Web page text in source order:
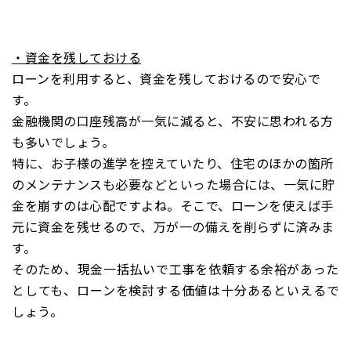
・資金を残しておける
ローンを利用すると、資金を残しておけるので安心で
す。
金融機関の口座残高が一気に減ると、不安に思われる方
も多いでしょう。
特に、お子様の進学を控えていたり、住宅のほかの箇所
のメンテナンスも必要などといった場合には、一気に貯
金を崩すのは心配ですよね。そこで、ローンを使えば手
元に資金を残せるので、万が一の備えを削らずに済みま
す。
そのため、現金一括払いで工事を依頼する余裕があった
としても、ローンを検討する価値は十分あるといえるで
しょう。